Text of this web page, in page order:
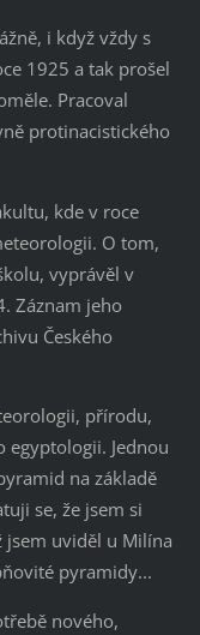
i když vždy s
1925 a tak prošel
Pracoval
protinacistického
kde v roce
O tom,
vyprávěl v
Záznam jeho
Českého
přírodu,
egyptologii. Jednou
na základě
se, že jsem si
uviděl u Milína
pyramidy...
nového,